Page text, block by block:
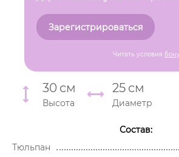
Зарегистрироваться
Читать условия
30 см
Высота
25 см
Диаметр
Состав:
Тюльпан